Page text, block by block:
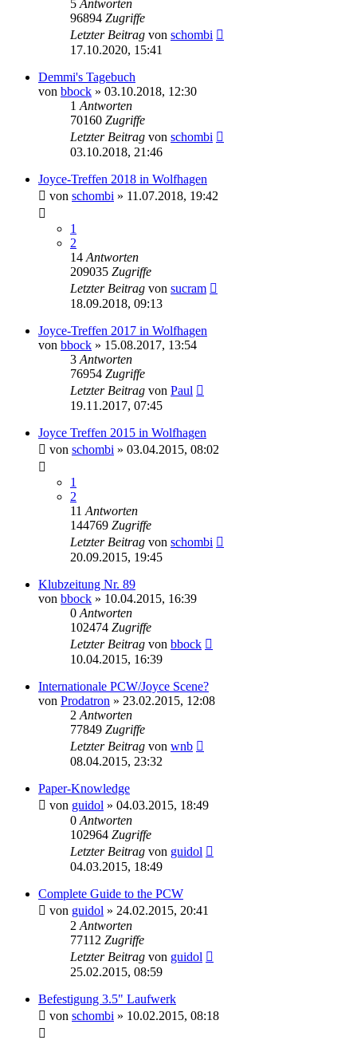
5 Antworten
96894 Zugriffe
Letzter Beitrag von schombi
17.10.2020, 15:41
Demmi's Tagebuch
von bbock » 03.10.2018, 12:30
1 Antworten
70160 Zugriffe
Letzter Beitrag von schombi
03.10.2018, 21:46
Joyce-Treffen 2018 in Wolfhagen
von schombi » 11.07.2018, 19:42
1
2
14 Antworten
209035 Zugriffe
Letzter Beitrag von sucram
18.09.2018, 09:13
Joyce-Treffen 2017 in Wolfhagen
von bbock » 15.08.2017, 13:54
3 Antworten
76954 Zugriffe
Letzter Beitrag von Paul
19.11.2017, 07:45
Joyce Treffen 2015 in Wolfhagen
von schombi » 03.04.2015, 08:02
1
2
11 Antworten
144769 Zugriffe
Letzter Beitrag von schombi
20.09.2015, 19:45
Klubzeitung Nr. 89
von bbock » 10.04.2015, 16:39
0 Antworten
102474 Zugriffe
Letzter Beitrag von bbock
10.04.2015, 16:39
Internationale PCW/Joyce Scene?
von Prodatron » 23.02.2015, 12:08
2 Antworten
77849 Zugriffe
Letzter Beitrag von wnb
08.04.2015, 23:32
Paper-Knowledge
von guidol » 04.03.2015, 18:49
0 Antworten
102964 Zugriffe
Letzter Beitrag von guidol
04.03.2015, 18:49
Complete Guide to the PCW
von guidol » 24.02.2015, 20:41
2 Antworten
77112 Zugriffe
Letzter Beitrag von guidol
25.02.2015, 08:59
Befestigung 3.5" Laufwerk
von schombi » 10.02.2015, 08:18